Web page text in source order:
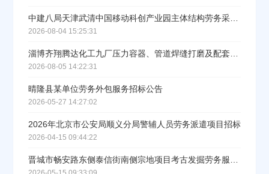
中建八局天津武清中国移动科创产业园主体结构劳务采购公告
2026-08-04 15:25:31
淄博齐翔腾达化工九厂压力容器、管道焊缝打磨及配套服务招标公告
2026-08-05 14:22:31
晴隆县某单位劳务外包服务招标公告
2026-05-27 14:27:02
2026年北京市公安局顺义分局警辅人员劳务派遣项目招标
2026-04-15 09:44:22
晋城市畅安路东侧泰信街南侧宗地项目考古发掘劳务服务招标公告